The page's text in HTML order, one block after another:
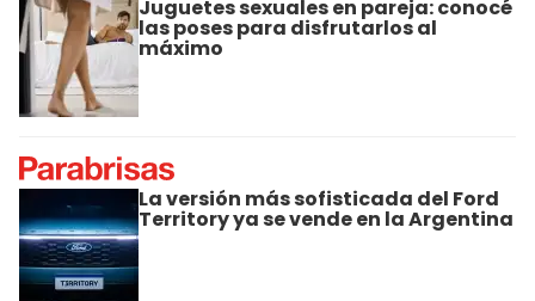
Juguetes sexuales en pareja: conocé
las poses para disfrutarlos al
máximo
La versión más sofisticada del Ford
Territory ya se vende en la Argentina